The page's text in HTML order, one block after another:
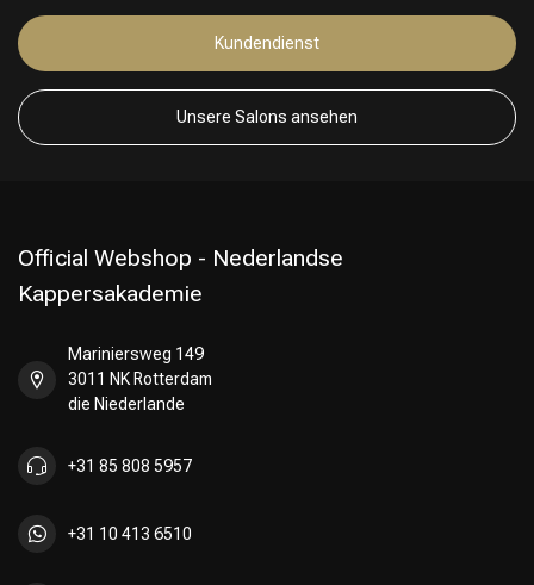
Kundendienst
Unsere Salons ansehen
Official Webshop - Nederlandse
Kappersakademie
Mariniersweg 149
3011 NK Rotterdam
die Niederlande
+31 85 808 5957
+31 10 413 6510